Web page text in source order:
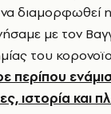
διαμορφωθεί η
με τον
του
περίπου
ιστορία και